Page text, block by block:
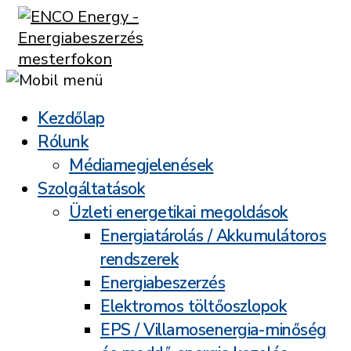
Kezdőlap
Rólunk
Médiamegjelenések
Szolgáltatások
Üzleti energetikai megoldások
Energiatárolás / Akkumulátoros
rendszerek
Energiabeszerzés
Elektromos töltőoszlopok
EPS / Villamosenergia-minőség